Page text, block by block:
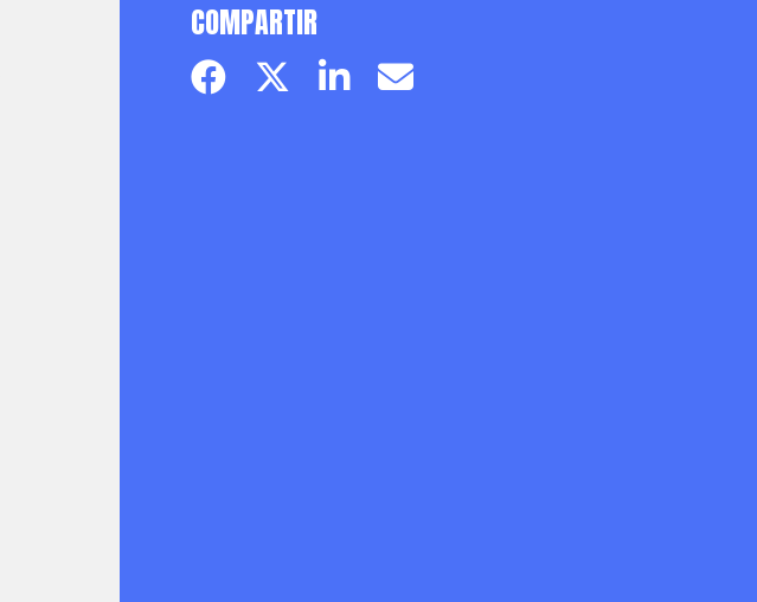
COMPARTIR
Facebook pageTwitter page
LinkedinEmail